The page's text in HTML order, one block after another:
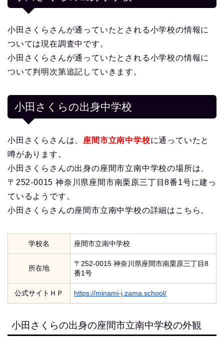
小田さくらさんが通っていたとされる小学校の情報に
ついては現在調査中です。
小田さくらさんが通っていたとされる小学校の情報に
ついて判明次第追記していきます。
小田さくらの出身中学校
小田さくらさんは、 座間市立南中学校に通っていたと
噂があります。
小田さくらさんの出身の座間市立南中学校の場所は、
〒252-0015 神奈川県座間市南栗原三丁目8番1号に建っ
ているようです。
小田さくらさんの座間市立南中学校の詳細はこちら。
学校名 座間市立南中学校
所在地
〒252-0015 神奈川県座間市南栗原三丁目8
番1号
公式サイトＨＰ https://minami-j.zama.school/
小田さくらの出身の座間市立南中学校の外観